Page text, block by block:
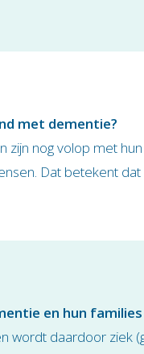
met dementie?
nog volop met
Dat betekent
en hun
daardoor ziek